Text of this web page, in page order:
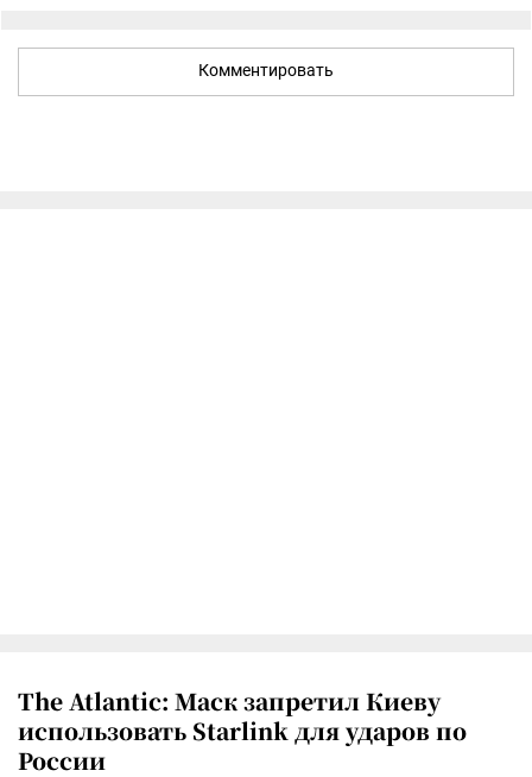
Комментировать
The Atlantic: Маск запретил Киеву
использовать Starlink для ударов по
России